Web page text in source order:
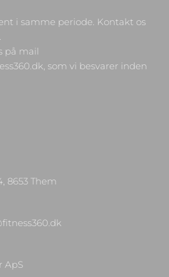
i samme periode. Kontakt os
på mail
som vi besvarer inden
8653 Them
ApS